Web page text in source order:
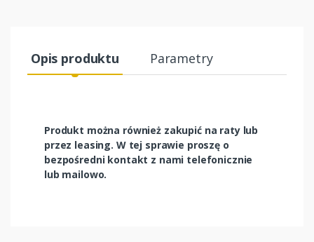
Opis produktu Parametry
Produkt można również zakupić na raty lub
przez leasing. W tej sprawie proszę o
bezpośredni kontakt z nami telefonicznie
lub mailowo.